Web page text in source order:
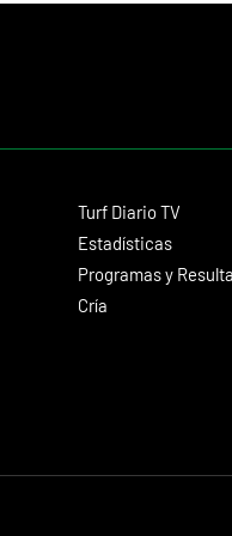
Turf Diario TV
Estadísticas
Programas y
Cría